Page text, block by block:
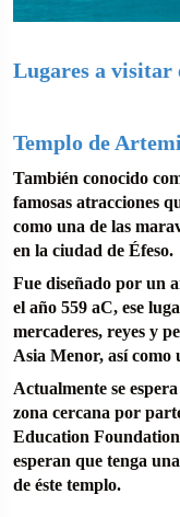
Lugares a visitar
Templo de
También conocido
famosas atracciones
como una de las
en la ciudad de Éfeso.
Fue diseñado por un
el año 559 aC, ese
mercaderes, reyes y
Asia Menor, así como
Actualmente se
zona cercana por
Education
esperan que tenga
de éste templo.